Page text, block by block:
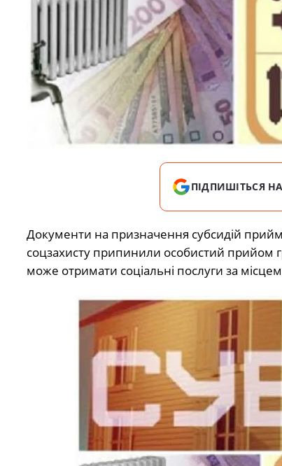
ПІДПИШІТЬСЯ НА
Документи на призначення субсидій
соцзахисту припинили особистий прийом
може отримати соціальні послуги за